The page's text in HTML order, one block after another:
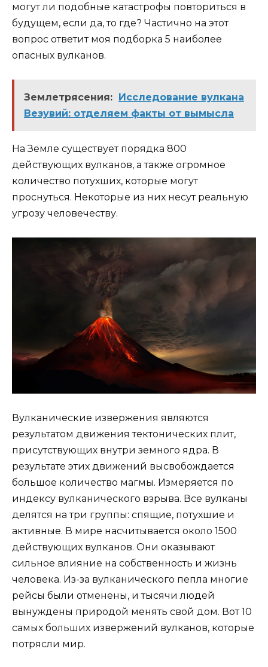
могут ли подобные катастрофы повториться в
будущем, если да, то где? Частично на этот
вопрос ответит моя подборка 5 наиболее
опасных вулканов.
Землетрясения: Исследование вулкана
Везувий: отделяем факты от вымысла
На Земле существует порядка 800
действующих вулканов, а также огромное
количество потухших, которые могут
проснуться. Некоторые из них несут реальную
угрозу человечеству.
Вулканические извержения являются
результатом движения тектонических плит,
присутствующих внутри земного ядра. В
результате этих движений высвобождается
большое количество магмы. Измеряется по
индексу вулканического взрыва. Все вулканы
делятся на три группы: спящие, потухшие и
активные. В мире насчитывается около 1500
действующих вулканов. Они оказывают
сильное влияние на собственность и жизнь
человека. Из-за вулканического пепла многие
рейсы были отменены, и тысячи людей
вынуждены природой менять свой дом. Вот 10
самых больших извержений вулканов, которые
потрясли мир.